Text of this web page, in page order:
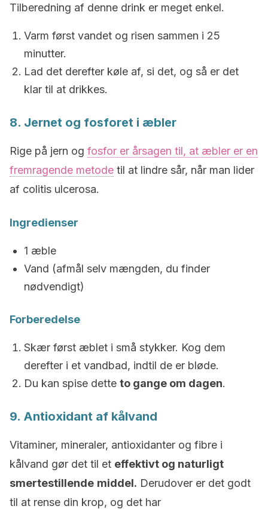
Tilberedning af denne drink er meget enkel.
Varm først vandet og risen sammen i 25
minutter.
Lad det derefter køle af, si det, og så er det
klar til at drikkes.
8. Jernet og fosforet i æbler
Rige på jern og fosfor er årsagen til, at æbler er en
fremragende metode til at lindre sår, når man lider
af colitis ulcerosa.
Ingredienser
1 æble
Vand (afmål selv mængden, du finder
nødvendigt)
Forberedelse
Skær først æblet i små stykker. Kog dem
derefter i et vandbad, indtil de er bløde.
Du kan spise dette to gange om dagen.
9. Antioxidant af kålvand
Vitaminer, mineraler, antioxidanter og fibre i
kålvand gør det til et effektivt og naturligt
smertestillende middel. Derudover er det godt
til at rense din krop, og det har